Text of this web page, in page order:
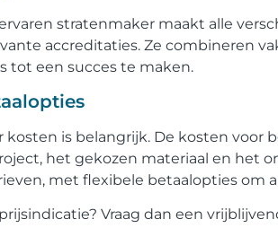
stratenmaker maakt alle
accreditaties. Ze combineren
tot een succes te maken.
kosten is belangrijk. De kosten voor
het gekozen materiaal en het
met flexibele betaalopties om
Vraag dan een